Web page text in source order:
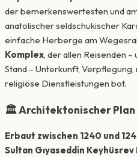
der bemerkenswertesten und
anatolischer seldschukischer
einfache Herberge am
Komplex, der allen Reisenden
Stand – Unterkunft,
religiöse Dienstleistungen bot.
🏛️ Architektonischer Plan
Erbaut zwischen 1240 und
Sultan Gıyaseddin Keyhüsrev